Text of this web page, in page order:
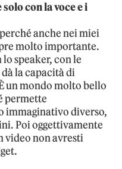
con la voce e i
anche nei miei
molto importante.
speaker, con le
la capacità di
un mondo molto bello
permette
immaginativo diverso,
Poi oggettivamente
video non avresti